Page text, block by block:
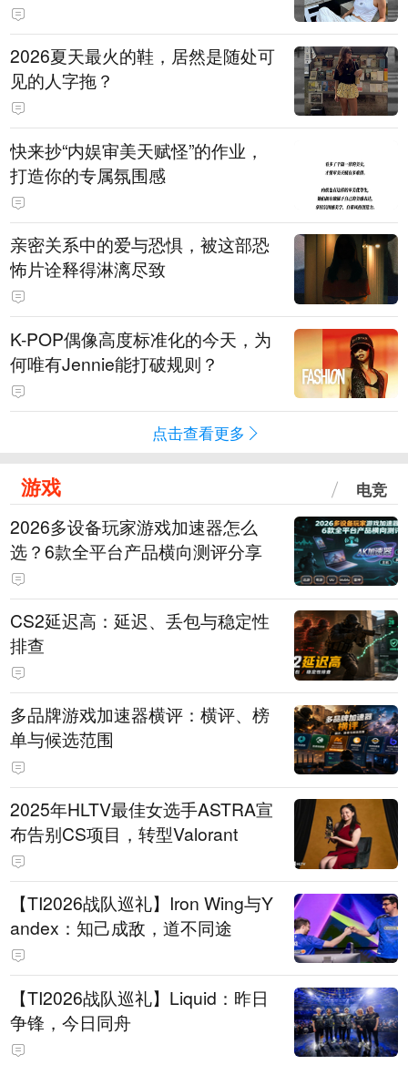
2026夏天最火的鞋，居然是随处可
见的人字拖？
快来抄“内娱审美天赋怪”的作业，
打造你的专属氛围感
亲密关系中的爱与恐惧，被这部恐
怖片诠释得淋漓尽致
K-POP偶像高度标准化的今天，为
何唯有Jennie能打破规则？
点击查看更多
游戏 电竞
2026多设备玩家游戏加速器怎么
选？6款全平台产品横向测评分享
CS2延迟高：延迟、丢包与稳定性
排查
多品牌游戏加速器横评：横评、榜
单与候选范围
2025年HLTV最佳女选手ASTRA宣
布告别CS项目，转型Valorant
【TI2026战队巡礼】Iron Wing与Y
andex：知己成敌，道不同途
【TI2026战队巡礼】Liquid：昨日
争锋，今日同舟